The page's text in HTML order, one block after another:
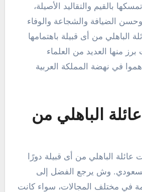
بالقيم والتقاليد الأصيلة،
الضيافة والشجاعة والوفاء
الباهلي من أى قبيلة باهتمامها
برز منها العديد من العلماء
في نهضة المملكة العربية
الباهلي من
عائلة الباهلي من أى قبيلة دورًا
وش يرجع الفضل إلى
في مختلف المجالات، سواء كانت